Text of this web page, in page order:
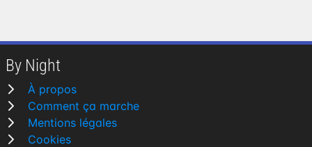
By Night
À propos
Comment ça marche
Mentions légales
Cookies